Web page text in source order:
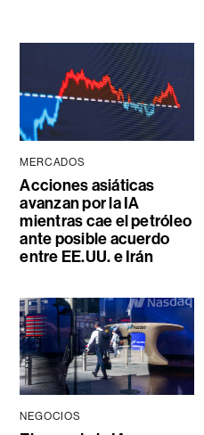
MERCADOS
Acciones asiáticas
avanzan por la IA
mientras cae el petróleo
ante posible acuerdo
entre EE.UU. e Irán
NEGOCIOS